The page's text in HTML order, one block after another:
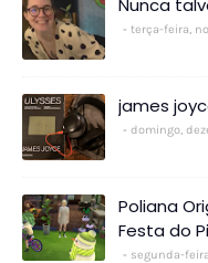
terça-feira,
james
domingo,
Poliana
Festa do
segunda-